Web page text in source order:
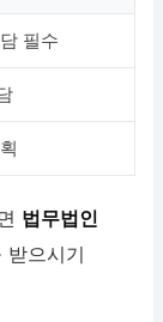
필수
법무법인
받으시기